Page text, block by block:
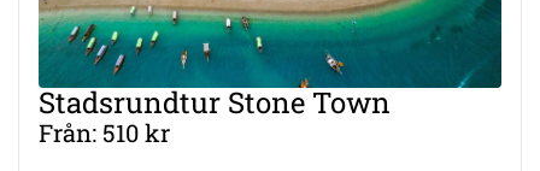
Stadsrundtur Stone Town
Från: 510 kr